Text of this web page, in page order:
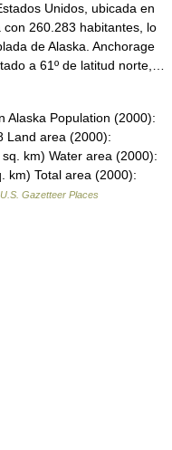
Unidos, ubicada en
260.283 habitantes, lo
de Alaska. Anchorage
a 61º de latitud norte,…
Alaska Population (2000):
Land area (2000):
km) Water area (2000):
km) Total area (2000):
Gazetteer Places